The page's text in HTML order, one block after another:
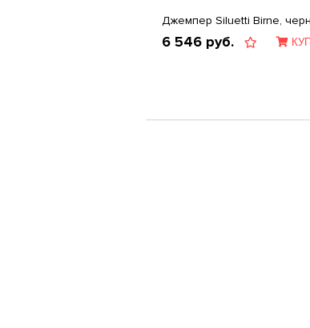
Джемпер Siluetti Birne,
6 546 руб.